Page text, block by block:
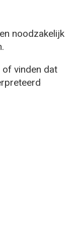
noodzakelijk
vinden dat